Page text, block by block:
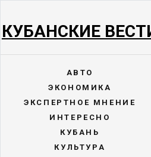
КУБАНСКИЕ
АВТО
ЭКОНОМИКА
ЭКСПЕРТНОЕ МНЕНИЕ
ИНТЕРЕСНО
КУБАНЬ
КУЛЬТУРА